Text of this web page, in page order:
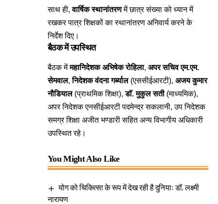
साथ ही,वार्षिक स्थानांतरणमें छात्र संख्या को ध्यान में
रखकर पात्र शिक्षकों का स्थानांतरण अनिवार्य करने के
निर्देश दिए।
बैठक में उपस्थित
बैठक मेंमहानिदेशक अभिषेक रोहिला, अपर सचिव एम.एम.
सेमवाल,निदेशक वंदना गर्ब्याल(एससीईआरटी), अजय कुमार
नौडियाल(प्राथमिक शिक्षा),डॉ. मुकुल सती(माध्यमिक),
अपर निदेशक एनसीईआरटी पदमेन्द्र सकलानी, उप निदेशक
समग्र शिक्षा अजीत भण्डारी सहित अन्य विभागीय अधिकारी
उपस्थित रहे।
You Might Also Like
योग को चिकित्सा के रूप में देख रही है दुनियाः डॉ. लक्ष्मी
नारायण